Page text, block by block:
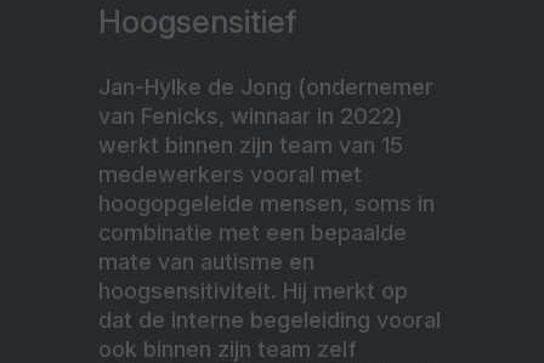
Hoogsensitief
Jan-Hylke de Jong (ondernemer
van Fenicks, winnaar in 2022)
werkt binnen zijn team van 15
medewerkers vooral met
hoogopgeleide mensen, soms in
combinatie met een bepaalde
mate van autisme en
hoogsensitiviteit. Hij merkt op
dat de interne begeleiding vooral
ook binnen zijn team zelf